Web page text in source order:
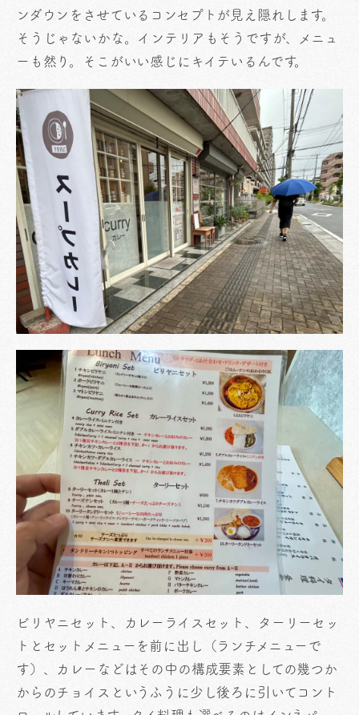
ンダウンをさせているコンセプトが見え隠れします。
そうじゃないかな。インテリアもそうですが、メニュ
ーも然り。そこがいい感じにキイテいるんです。
ビリヤニセット、カレーライスセット、ターリーセッ
トとセットメニューを前に出し（ランチメニューで
す）、カレーなどはその中の構成要素としての幾つか
からのチョイスというふうに少し後ろに引いてコント